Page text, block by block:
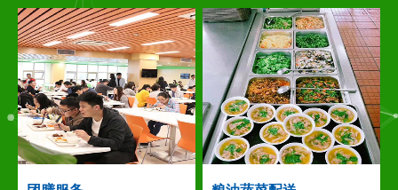
食堂承包,饭堂承包,食堂
托管,承包食堂,团膳服务,
餐饮服务,食堂管理，团
膳、... 服务区域(上海，
江苏，浙江，湖北，福
建，广东，安徽等)专业
从事：食堂承包,饭堂承
包,食堂托管,承包食堂,团
膳服务,餐饮服务,食堂管
园区食堂、医院食堂、学
校食堂 、酒店食堂等）...
团膳服务，营养配餐，蔬
菜粮油配送，厨房设计，
食堂保洁，餐饮服务等食
堂管理一体化的大型后勤
服务公司...